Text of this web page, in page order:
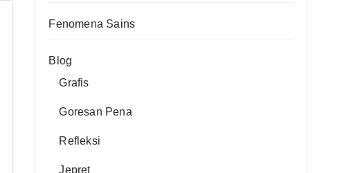
Fenomena Sains
Blog
Grafis
Goresan Pena
Refleksi
Jepret